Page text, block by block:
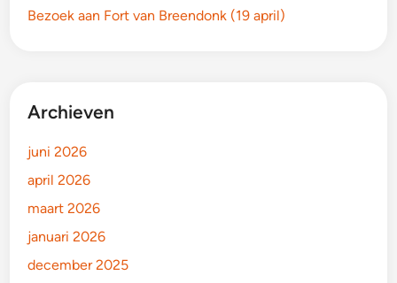
Bezoek aan Fort van Breendonk (19 april)
Archieven
juni 2026
april 2026
maart 2026
januari 2026
december 2025